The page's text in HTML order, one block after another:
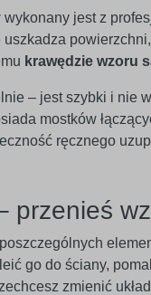
wykonany jest z
krawędzie wzoru
– jest szybki i nie
mostków
ręcznego
przenieś
go do ściany,
zmienić